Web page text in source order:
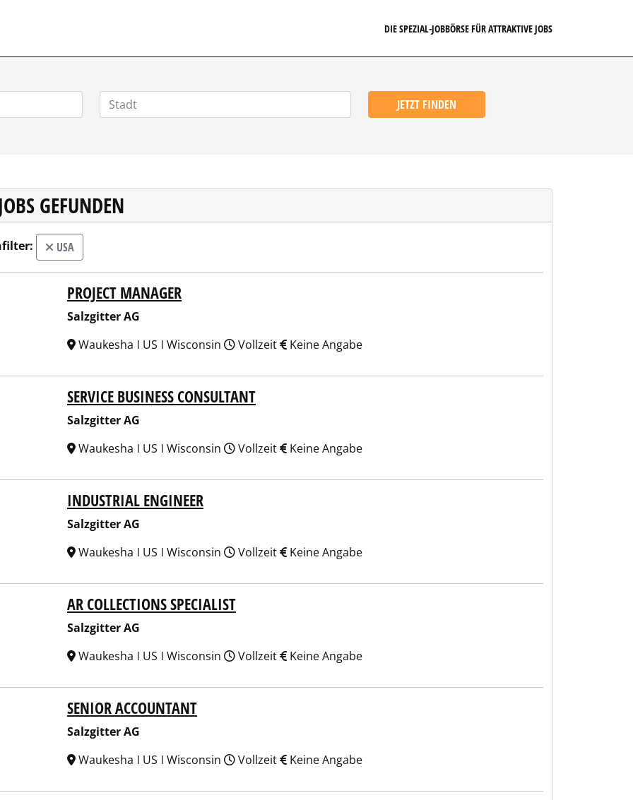
DIE SPEZIAL-JOBBÖRSE FÜR ATTRAKTIVE JOBS
JETZT FINDEN
GEFUNDEN
USA
PROJECT MANAGER
Salzgitter AG
Waukesha ǀ US ǀ Wisconsin
Vollzeit Keine Angabe
SERVICE BUSINESS CONSULTANT
Salzgitter AG
Waukesha ǀ US ǀ Wisconsin
Vollzeit Keine Angabe
INDUSTRIAL ENGINEER
Salzgitter AG
Waukesha ǀ US ǀ Wisconsin
Vollzeit Keine Angabe
AR COLLECTIONS SPECIALIST
Salzgitter AG
Waukesha ǀ US ǀ Wisconsin
Vollzeit Keine Angabe
SENIOR ACCOUNTANT
Salzgitter AG
Waukesha ǀ US ǀ Wisconsin
Vollzeit Keine Angabe